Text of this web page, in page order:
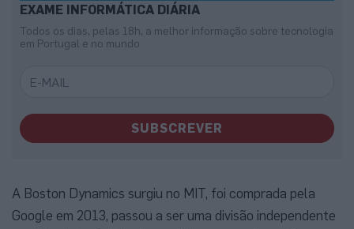
EXAME INFORMÁTICA DIÁRIA
Todos os dias, pelas 18h, a melhor informação sobre tecnologia
em Portugal e no mundo
SUBSCREVER
A Boston Dynamics surgiu no MIT, foi comprada pela
Google em 2013, passou a ser uma divisão independente